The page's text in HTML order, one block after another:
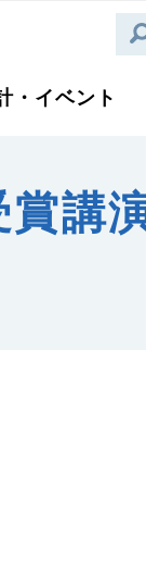
・イベント
講